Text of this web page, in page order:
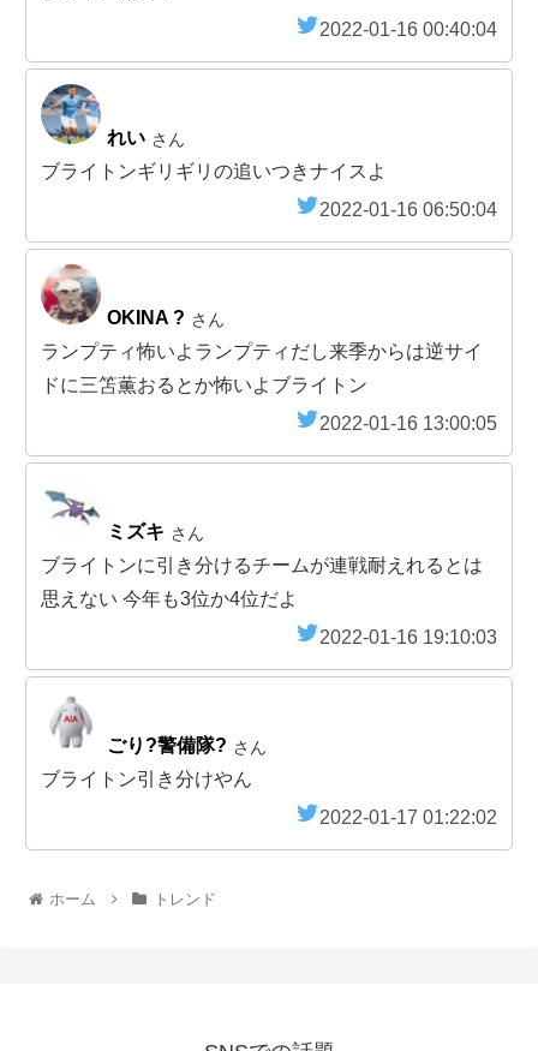
2022-01-16 00:40:04
れい さん
ブライトンギリギリの追いつきナイスよ
2022-01-16 06:50:04
OKINA ? さん
ランプティ怖いよランプティだし来季からは逆サイ
ドに三笘薫おるとか怖いよブライトン
2022-01-16 13:00:05
ミズキ さん
ブライトンに引き分けるチームが連戦耐えれるとは
思えない 今年も3位か4位だよ
2022-01-16 19:10:03
ごり?警備隊? さん
ブライトン引き分けやん
2022-01-17 01:22:02
ホーム トレンド